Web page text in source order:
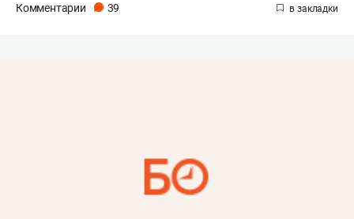
Комментарии 39